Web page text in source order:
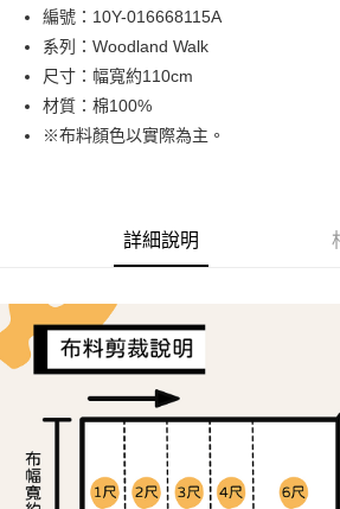
Apple Pay
街口支付
Google Pay
AFTEE先享後付
１．簡單：不需註冊會員、不需綁卡、不需儲值。
３．安心：先確認商品／服務後，再付款。
【「AFTEE先享後付」結帳流程】
１．於結帳方式選擇「AFTEE先享後付」後，將
結帳頁面，進行簡訊認證並確認金額後，即可完成
２．訂單成立數日內，您將收到繳費通知簡訊。
３．收到繳費通知簡訊後14天內，點擊此簡訊中
ATM／網路銀行／等多元方式進行付款，方視為交
※ 請注意：結帳手續完成當下不需立刻繳費，但
購買商品的店家。未經商家同意取消之訂單仍視
全家取貨付款
每筆NT$65，滿NT$1,500(含以上)免運費
每筆NT$65，滿NT$1,500(含以上)免運費
宅配
每筆NT$150，滿NT$1,500(含以上)免運費
編號：10Y-016668115A
系列：Woodland Walk
尺寸：幅寬約110cm
材質：棉100%
※布料顏色以實際為主。
詳細說明